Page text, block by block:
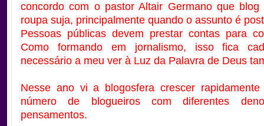
concordo com o pastor Altair Germano que blog
roupa suja, principalmente quando o assunto é
Pessoas públicas devem prestar contas para
Como formando em jornalismo, isso fica
necessário a meu ver à Luz da Palavra de Deus
Nesse ano vi a blogosfera crescer
número de blogueiros com diferentes
pensamentos.